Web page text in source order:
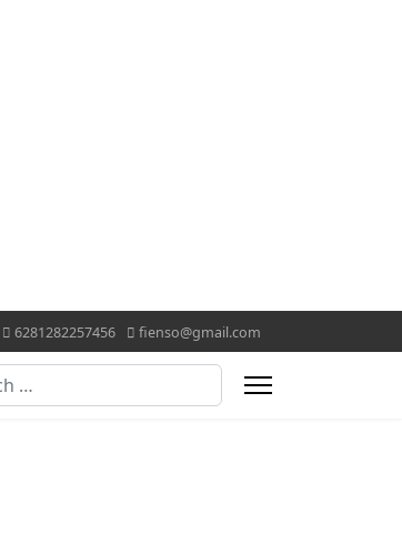
6281282257456 fienso@gmail.com